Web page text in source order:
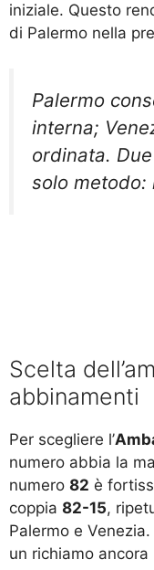
iniziale. Questo
di Palermo nella
Palermo
interna;
ordinata.
solo metodo:
Scelta
abbinamenti
Per scegliere l’
numero abbia la
numero 82 è
coppia 82-15,
Palermo e
un richiamo